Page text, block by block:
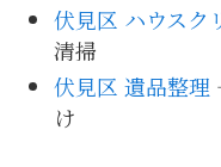
伏見区 ハウスク
清掃
伏見区 遺品整理
け